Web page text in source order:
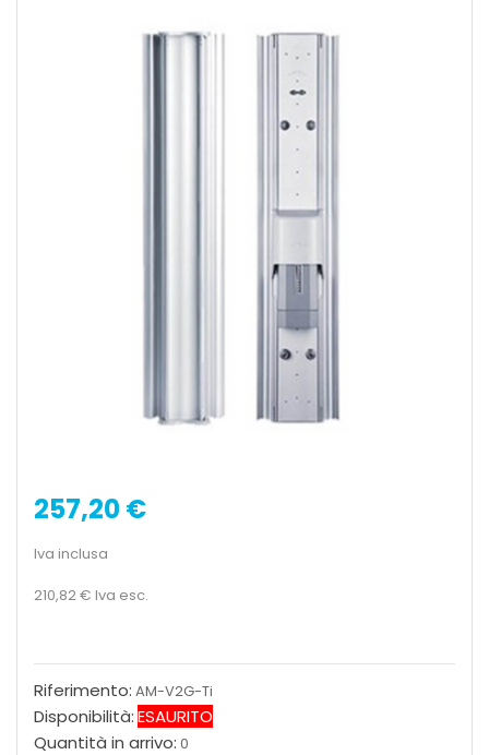
257,20 €
Iva inclusa
210,82 € Iva esc.
Riferimento: AM-V2G-Ti
Disponibilità:ESAURITO
Quantità in arrivo: 0